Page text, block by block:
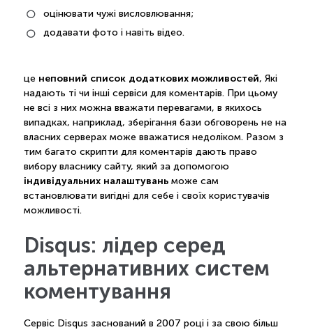
оцінювати чужі висловлювання;
додавати фото і навіть відео.
це неповний список додаткових можливостей, Які
надають ті чи інші сервіси для коментарів. При цьому
не всі з них можна вважати перевагами, в якихось
випадках, наприклад, зберігання бази обговорень не на
власних серверах може вважатися недоліком. Разом з
тим багато скрипти для коментарів дають право
вибору власнику сайту, який за допомогою
індивідуальних налаштуваньможе сам
встановлювати вигідні для себе і своїх користувачів
можливості.
Disqus: лідер серед
альтернативних систем
коментування
Сервіс Disqus заснований в 2007 році і за свою більш